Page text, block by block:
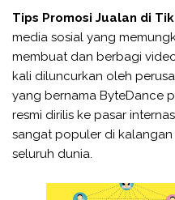
Tips Promosi Jualan di
media sosial yang
membuat dan berbagi
kali diluncurkan oleh
yang bernama ByteDance
resmi dirilis ke pasar
sangat populer di
seluruh dunia.